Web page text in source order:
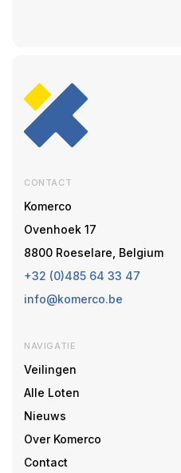
CONTACT
Komerco
Ovenhoek 17
8800 Roeselare, Belgium
+32 (0)485 64 33 47
info@komerco.be
NAVIGATIE
Veilingen
Alle Loten
Nieuws
Over Komerco
Contact